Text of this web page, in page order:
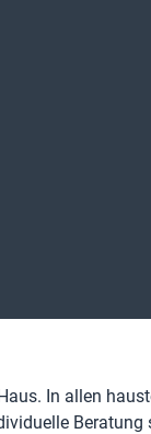
In allen